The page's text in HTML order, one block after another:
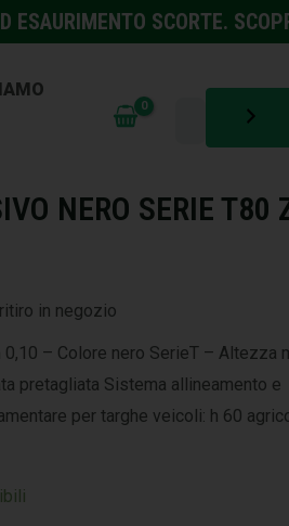
ESAURIMENTO SCORTE.
NERO SERIE T80
in negozio
– Colore nero SerieT – Altezza
pretagliata Sistema allineamento e
per targhe veicoli: h 60